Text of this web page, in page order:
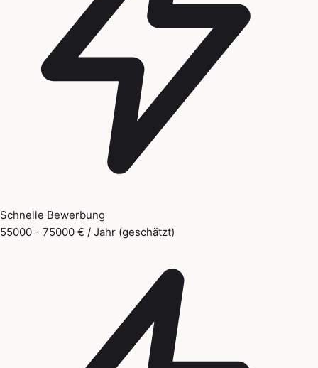
Schnelle Bewerbung
55000 - 75000 € / Jahr (geschätzt)